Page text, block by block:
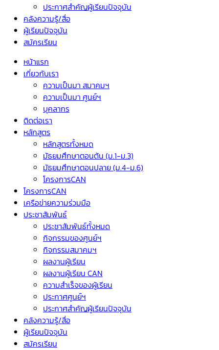
ประกาศสำคัญผู้เรียนปัจจุบัน
คลังความรู้/สื่อ
ผู้เรียนปัจจุบัน
สมัครเรียน
หน้าแรก
เกี่ยวกับเรา
ความเป็นมา สมาคมฯ
ความเป็นมา ศูนย์ฯ
บุคลากร
ติดต่อเรา
หลักสูตร
หลักสูตรทั้งหมด
มัธยมศึกษาตอนต้น (ม.1-ม.3)
มัธยมศึกษาตอนปลาย (ม.4-ม.6)
โครงการCAN
โครงการCAN
เครือข่ายความร่วมมือ
ประชาสัมพันธ์
ประชาสัมพันธ์ทั้งหมด
กิจกรรมของศูนย์ฯ
กิจกรรมสมาคมฯ
ผลงานผู้เรียน
ผลงานผู้เรียน CAN
ความสำเร็จของผู้เรียน
ประกาศศูนย์ฯ
ประกาศสำคัญผู้เรียนปัจจุบัน
คลังความรู้/สื่อ
ผู้เรียนปัจจุบัน
สมัครเรียน